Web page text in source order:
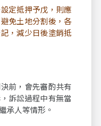
定抵押予戊，則應
免土地分割後，各
，減少日後塗銷抵
前，會先審酌共有
訴訟過程中有無當
承人等情形。